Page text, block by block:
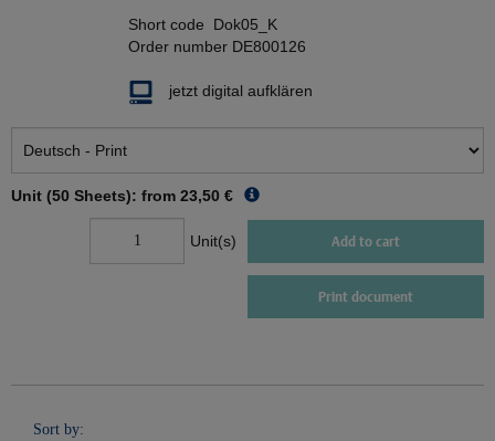
Short code Dok05_K
Order number DE800126
jetzt digital aufklären
Unit (50 Sheets): from 23,50 €
Unit(s) Add to cart
Print document
Sort by: